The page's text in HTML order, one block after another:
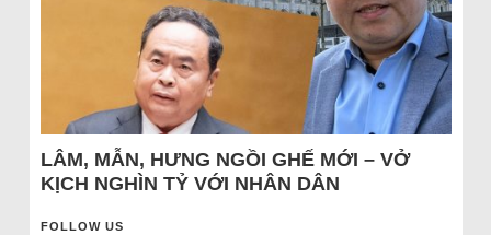
LÂM, MẪN, HƯNG NGỒI GHẾ MỚI – VỞ
KỊCH NGHÌN TỶ VỚI NHÂN DÂN
FOLLOW US